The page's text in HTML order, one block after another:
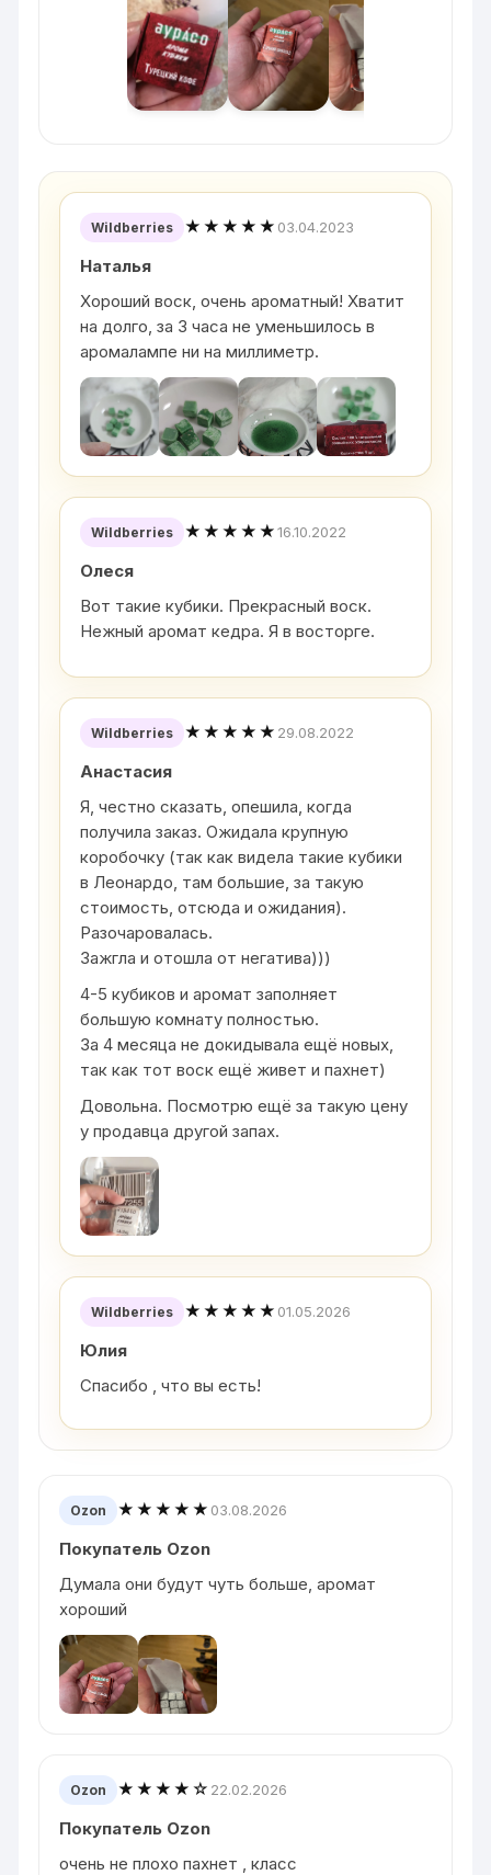
Wildberries ★★★★★ 03.04.2023
Наталья
Хороший воск, очень ароматный! Хватит
на долго, за 3 часа не уменьшилось в
аромалампе ни на миллиметр.
Wildberries ★★★★★16.10.2022
Олеся
Вот такие кубики. Прекрасный воск.
Нежный аромат кедра. Я в восторге.
Wildberries ★★★★★ 29.08.2022
Анастасия
Я, честно сказать, опешила, когда
получила заказ. Ожидала крупную
коробочку (так как видела такие кубики
в Леонардо, там большие, за такую
стоимость, отсюда и ожидания).
Разочаровалась.
Зажгла и отошла от негатива)))
4-5 кубиков и аромат заполняет
большую комнату полностью.
За 4 месяца не докидывала ещё новых,
так как тот воск ещё живет и пахнет)
Довольна. Посмотрю ещё за такую цену
у продавца другой запах.
Wildberries ★★★★★ 01.05.2026
Юлия
Спасибо , что вы есть!
Ozon ★★★★★ 03.08.2026
Покупатель Ozon
Думала они будут чуть больше, аромат
хороший
Ozon ★★★★☆ 22.02.2026
Покупатель Ozon
очень не плохо пахнет , класс